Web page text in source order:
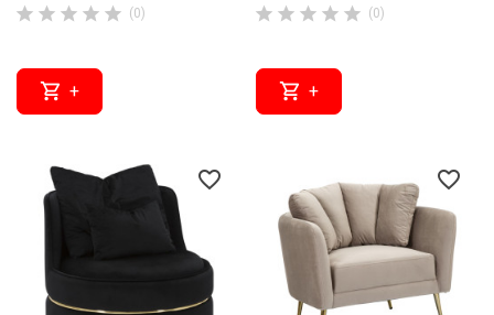
     (0)
 +
     (0)
 +
favorite_border favorite_border